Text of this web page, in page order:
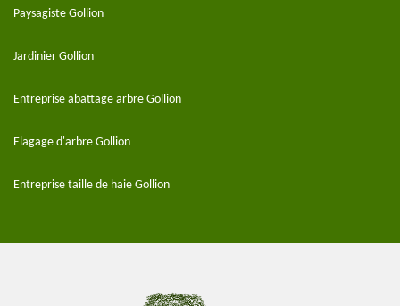
Paysagiste Gollion
Jardinier Gollion
Entreprise abattage arbre Gollion
Elagage d'arbre Gollion
Entreprise taille de haie Gollion